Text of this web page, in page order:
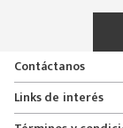
Contáctanos
Encuentra tu
Formulario de
Links de interés
Quienes somos